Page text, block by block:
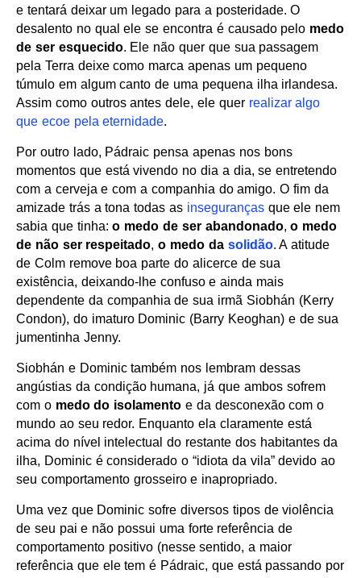
e tentará deixar um legado para a posteridade. O
desalento no qual ele se encontra é causado pelo medo
de ser esquecido. Ele não quer que sua passagem
pela Terra deixe como marca apenas um pequeno
túmulo em algum canto de uma pequena ilha irlandesa.
Assim como outros antes dele, ele quer realizar algo
que ecoe pela eternidade.
Por outro lado, Pádraic pensa apenas nos bons
momentos que está vivendo no dia a dia, se entretendo
com a cerveja e com a companhia do amigo. O fim da
amizade trás a tona todas as insegurançasque ele nem
sabia que tinha:o medo de ser abandonado,o medo
de não ser respeitado,o medo da solidão. A atitude
de Colm remove boa parte do alicerce de sua
existência, deixando-lhe confuso e ainda mais
dependente da companhia de sua irmã Siobhán (Kerry
Condon), do imaturo Dominic (Barry Keoghan) e de sua
jumentinha Jenny.
Siobhán e Dominic também nos lembram dessas
angústias da condição humana, já que ambos sofrem
com o medo do isolamento e da desconexão com o
mundo ao seu redor. Enquanto ela claramente está
acima do nível intelectual do restante dos habitantes da
ilha, Dominic é considerado o “idiota da vila” devido ao
seu comportamento grosseiro e inapropriado.
Uma vez que Dominic sofre diversos tipos de violência
de seu pai e não possui uma forte referência de
comportamento positivo (nesse sentido, a maior
referência que ele tem é Pádraic, que está passando por